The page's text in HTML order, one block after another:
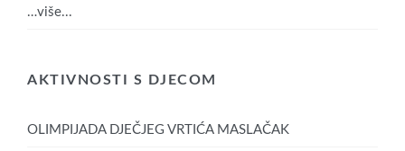
…više...
AKTIVNOSTI S DJECOM
OLIMPIJADA DJEČJEG VRTIĆA MASLAČAK